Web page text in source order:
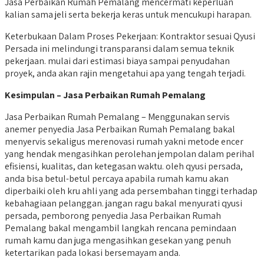
kalian sama jeli serta bekerja keras untuk mencukupi harapan.
Keterbukaan Dalam Proses Pekerjaan: Kontraktor sesuai Qyusi
Persada ini melindungi transparansi dalam semua teknik
pekerjaan. mulai dari estimasi biaya sampai penyudahan
proyek, anda akan rajin mengetahui apa yang tengah terjadi.
Kesimpulan – Jasa Perbaikan Rumah Pemalang
Jasa Perbaikan Rumah Pemalang – Menggunakan servis
anemer penyedia Jasa Perbaikan Rumah Pemalang bakal
menyervis sekaligus merenovasi rumah yakni metode encer
yang hendak mengasihkan perolehan jempolan dalam perihal
efisiensi, kualitas, dan ketegasan waktu. oleh qyusi persada,
anda bisa betul-betul percaya apabila rumah kamu akan
diperbaiki oleh kru ahli yang ada persembahan tinggi terhadap
kebahagiaan pelanggan. jangan ragu bakal menyurati qyusi
persada, pemborong penyedia Jasa Perbaikan Rumah
Pemalang bakal mengambil langkah rencana pemindaan
rumah kamu dan juga mengasihkan gesekan yang penuh
ketertarikan pada lokasi bersemayam anda.